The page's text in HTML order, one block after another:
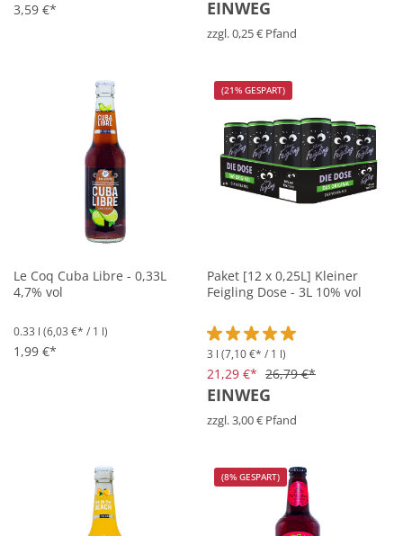
3,59 €* EINWEG
zzgl. 0,25 € Pfand
Le Coq Cuba Libre - 0,33L
4,7% vol
0.33 l (6,03 €* / 1 l)
1,99 €*
(21% GESPART)
Paket [12 x 0,25L] Kleiner
Feigling Dose - 3L 10% vol
Durchschnittliche Bewertung
3 l (7,10 €* / 1 l)
21,29 €* 26,79 €*
EINWEG
zzgl. 3,00 € Pfand
(8% GESPART)